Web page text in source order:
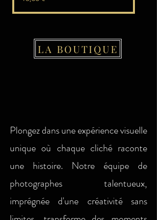
SÉANCE NOUVEAU-NÉ
LA BOUTIQUE
Plongez dans une expérience visuelle
unique où chaque cliché raconte
une histoire. Notre équipe de
photographes talentueux,
imprégnée d'une créativité sans